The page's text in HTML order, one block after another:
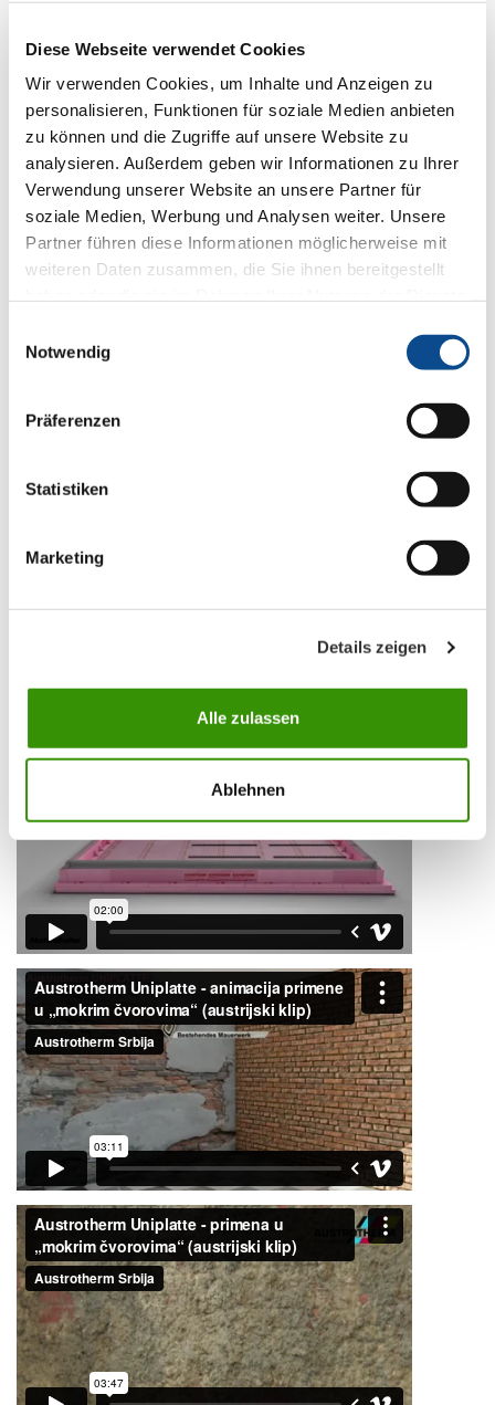
Diese Webseite verwendet Cookies
Wir verwenden Cookies, um Inhalte und Anzeigen zu
personalisieren, Funktionen für soziale Medien anbieten
zu können und die Zugriffe auf unsere Website zu
analysieren. Außerdem geben wir Informationen zu Ihrer
Verwendung unserer Website an unsere Partner für
soziale Medien, Werbung und Analysen weiter. Unsere
Partner führen diese Informationen möglicherweise mit
weiteren Daten zusammen, die Sie ihnen bereitgestellt
Notwendig
Präferenzen
Statistiken
Marketing
Details zeigen
Alle zulassen
Ablehnen